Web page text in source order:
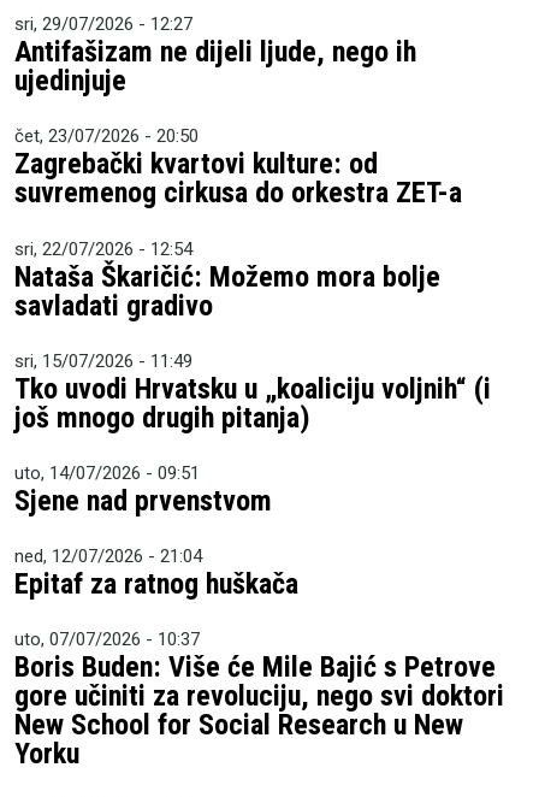
sri, 29/07/2026 - 12:27
Antifašizam ne dijeli ljude, nego ih
ujedinjuje
čet, 23/07/2026 - 20:50
Zagrebački kvartovi kulture: od
suvremenog cirkusa do orkestra ZET-a
sri, 22/07/2026 - 12:54
Nataša Škaričić: Možemo mora bolje
savladati gradivo
sri, 15/07/2026 - 11:49
Tko uvodi Hrvatsku u „koaliciju voljnih“ (i
još mnogo drugih pitanja)
uto, 14/07/2026 - 09:51
Sjene nad prvenstvom
ned, 12/07/2026 - 21:04
Epitaf za ratnog huškača
uto, 07/07/2026 - 10:37
Boris Buden: Više će Mile Bajić s Petrove
gore učiniti za revoluciju, nego svi doktori
New School for Social Research u New
Yorku